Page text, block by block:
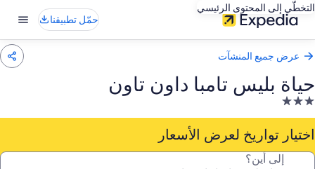
التخطّي إلى المحتوى الرئيسي
حمّل تطبيقنا
عرض جميع المنشآت
حياة بليس تامبا داون تاون
منشأة
فندقية
مصنفة
3.0
اختيار تواريخ لعرض الأسعار
إلى أين؟